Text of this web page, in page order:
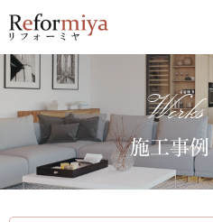
Works
施工事例